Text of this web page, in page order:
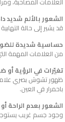
الشعور بالألم شديد
قد يشير إلى حالة
حساسية شديدة
من العلامات المهمة
تغيّرات في الرؤية أو
ظهور تشوش بصري
باحمرار في العين.
الشعور بعدم الراحة
وجود جسم غريب